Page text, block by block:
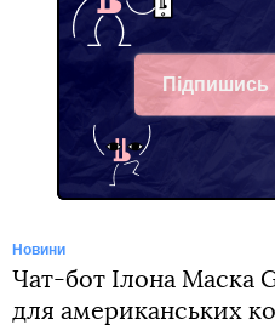
Підпишись
Telegram
Новини
Чат-бот Ілона Маска
для американських